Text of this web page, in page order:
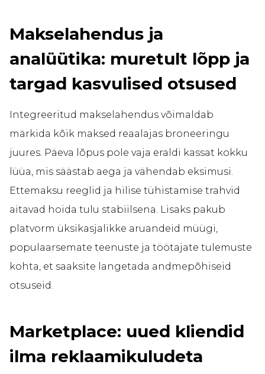
Makselahendus ja
analüütika: muretult lõpp ja
targad kasvulised otsused
Integreeritud makselahendus võimaldab
märkida kõik maksed reaalajas broneeringu
juures. Päeva lõpus pole vaja eraldi kassat kokku
lüüa, mis säästab aega ja vähendab eksimusi.
Ettemaksu reeglid ja hilise tühistamise trahvid
aitavad hoida tulu stabiilsena. Lisaks pakub
platvorm üksikasjalikke aruandeid müügi,
populaarsemate teenuste ja töötajate tulemuste
kohta, et saaksite langetada andmepõhiseid
otsuseid.
Marketplace: uued kliendid
ilma reklaamikuludeta